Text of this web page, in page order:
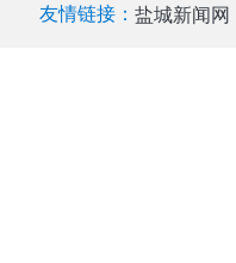
友情链接： 盐城新闻网